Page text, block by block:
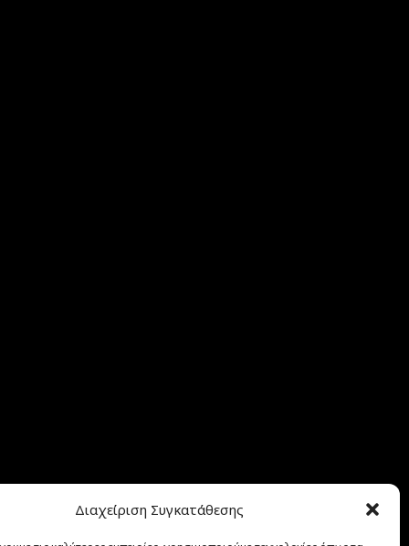
Διαχείριση Συγκατάθεσης